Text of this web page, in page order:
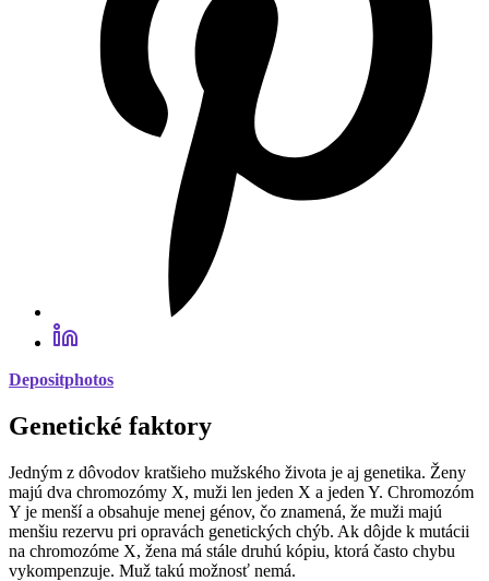
Depositphotos
Genetické faktory
Jedným z dôvodov kratšieho mužského života je aj genetika. Ženy
majú dva chromozómy X, muži len jeden X a jeden Y. Chromozóm
Y je menší a obsahuje menej génov, čo znamená, že muži majú
menšiu rezervu pri opravách genetických chýb. Ak dôjde k mutácii
na chromozóme X, žena má stále druhú kópiu, ktorá často chybu
vykompenzuje. Muž takú možnosť nemá.